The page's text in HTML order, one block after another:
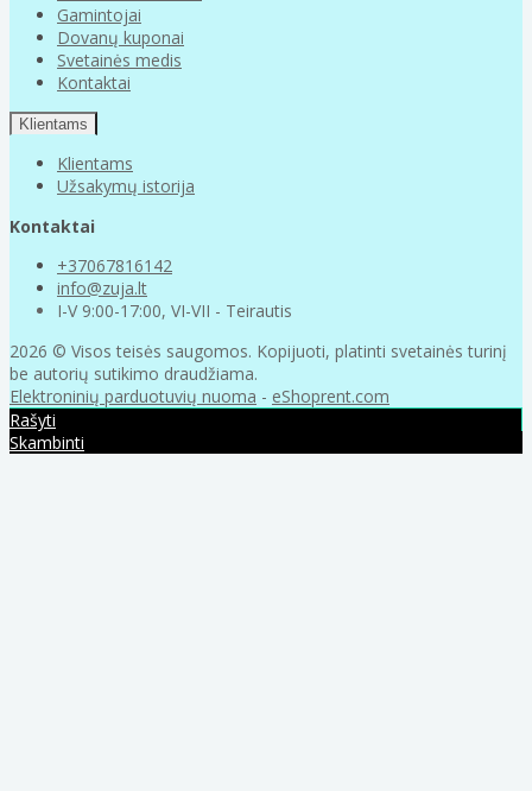
Gamintojai
Dovanų kuponai
Svetainės medis
Kontaktai
Klientams
Klientams
Užsakymų istorija
Kontaktai
+37067816142
info@zuja.lt
I-V 9:00-17:00, VI-VII - Teirautis
2026 © Visos teisės saugomos. Kopijuoti, platinti svetainės turinį
be autorių sutikimo draudžiama.
Elektroninių parduotuvių nuoma - eShoprent.com
Rašyti
Skambinti